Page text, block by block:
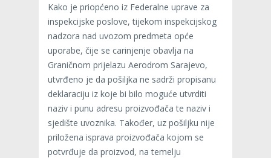
Kako je priopćeno iz Federalne uprave za
inspekcijske poslove, tijekom inspekcijskog
nadzora nad uvozom predmeta opće
uporabe, čije se carinjenje obavlja na
Graničnom prijelazu Aerodrom Sarajevo,
utvrđeno je da pošiljka ne sadrži propisanu
deklaraciju iz koje bi bilo moguće utvrditi
naziv i punu adresu proizvođača te naziv i
sjedište uvoznika. Također, uz pošiljku nije
priložena isprava proizvođača kojom se
potvrđuje da proizvod, na temelju